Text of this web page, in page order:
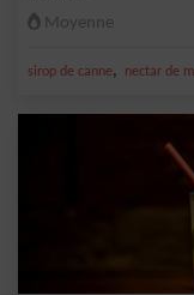
Moyenne
sirop de canne, nectar de